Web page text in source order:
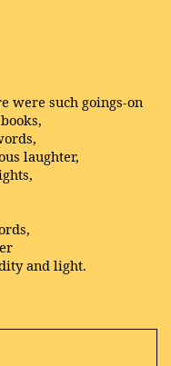
were such goings-on
laughter,
and light.